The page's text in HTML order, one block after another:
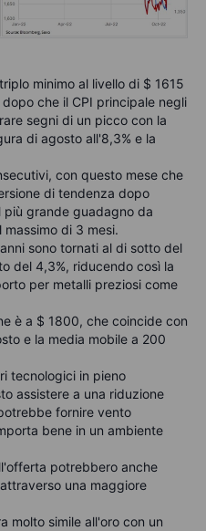
minimo al livello di $ 1615
che il CPI principale negli
segni di un picco con la
di agosto all'8,3% e la
con questo mese che
di tendenza dopo
più grande guadagno da
di 3 mesi.
sono tornati al di sotto del
del 4,3%, riducendo così la
per metalli preziosi come
è a $ 1800, che coincide con
e la media mobile a 200
tecnologici in pieno
assistere a una riduzione
fornire vento
bene in un ambiente
potrebbero anche
una maggiore
molto simile all'oro con un